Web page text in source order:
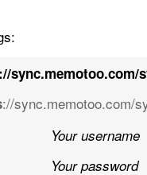
sync.memotoo.com/
://sync.memotoo.com/
Your username
Your password